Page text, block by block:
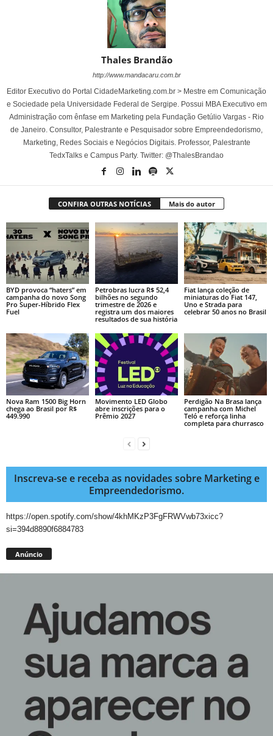
Thales Brandão
http://www.mandacaru.com.br
Editor Executivo do Portal CidadeMarketing.com.br > Mestre em Comunicação
e Sociedade pela Universidade Federal de Sergipe. Possui MBA Executivo em
Administração com ênfase em Marketing pela Fundação Getúlio Vargas - Rio
de Janeiro. Consultor, Palestrante e Pesquisador sobre Empreendedorismo,
Marketing, Redes Sociais e Negócios Digitais. Professor, Palestrante
TedxTalks e Campus Party. Twitter: @ThalesBrandao
CONFIRA OUTRAS NOTÍCIAS Mais do autor
BYD provoca “haters” em
campanha do novo Song
Pro Super-Híbrido Flex
Fuel
Petrobras lucra R$ 52,4
bilhões no segundo
trimestre de 2026 e
registra um dos maiores
resultados de sua história
Fiat lança coleção de
miniaturas do Fiat 147,
Uno e Strada para
celebrar 50 anos no Brasil
Nova Ram 1500 Big Horn
chega ao Brasil por R$
449.990
Movimento LED Globo
abre inscrições para o
Prêmio 2027
Perdigão Na Brasa lança
campanha com Michel
Teló e reforça linha
completa para churrasco
Inscreva-se e receba as novidades sobre Marketing e
Empreendedorismo.
https://open.spotify.com/show/4khMKzP3FgFRWVwb73xicc?
si=394d8890f6884783
Anúncio